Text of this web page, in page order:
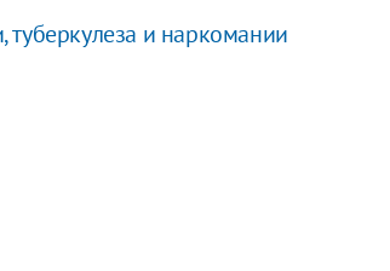
и наркомании